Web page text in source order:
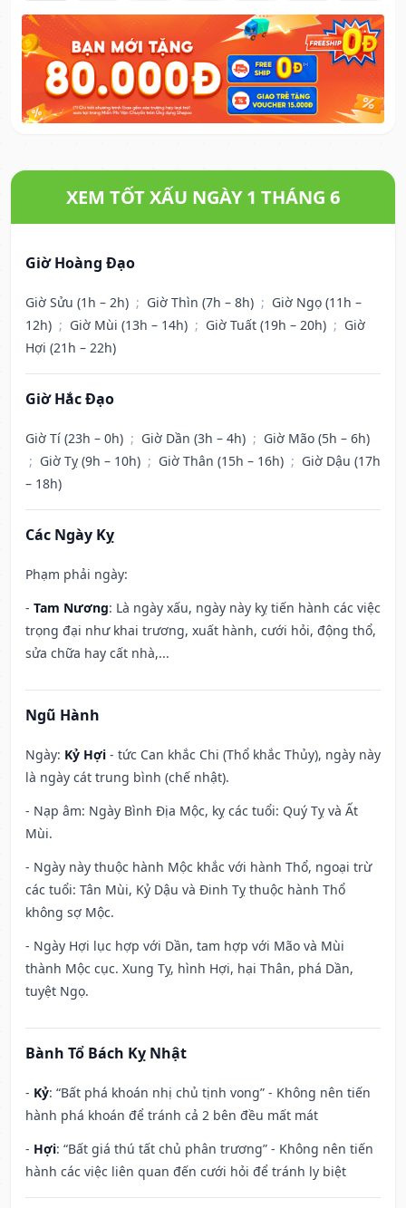
XEM TỐT XẤU NGÀY 1 THÁNG 6
Giờ Hoàng Đạo
Giờ Sửu (1h – 2h) ; Giờ Thìn (7h – 8h) ; Giờ Ngọ (11h –
12h) ; Giờ Mùi (13h – 14h) ; Giờ Tuất (19h – 20h) ; Giờ
Hợi (21h – 22h)
Giờ Hắc Đạo
Giờ Tí (23h – 0h) ; Giờ Dần (3h – 4h) ; Giờ Mão (5h – 6h)
; Giờ Tỵ (9h – 10h) ; Giờ Thân (15h – 16h) ; Giờ Dậu (17h
– 18h)
Các Ngày Kỵ
Phạm phải ngày:
- Tam Nương: Là ngày xấu, ngày này kỵ tiến hành các việc
trọng đại như khai trương, xuất hành, cưới hỏi, động thổ,
sửa chữa hay cất nhà,...
Ngũ Hành
Ngày: Kỷ Hợi - tức Can khắc Chi (Thổ khắc Thủy), ngày này
là ngày cát trung bình (chế nhật).
- Nạp âm: Ngày Bình Địa Mộc, kỵ các tuổi: Quý Tỵ và Ất
Mùi.
- Ngày này thuộc hành Mộc khắc với hành Thổ, ngoại trừ
các tuổi: Tân Mùi, Kỷ Dậu và Đinh Tỵ thuộc hành Thổ
không sợ Mộc.
- Ngày Hợi lục hợp với Dần, tam hợp với Mão và Mùi
thành Mộc cục. Xung Tỵ, hình Hợi, hại Thân, phá Dần,
tuyệt Ngọ.
Bành Tổ Bách Kỵ Nhật
- Kỷ: “Bất phá khoán nhị chủ tịnh vong” - Không nên tiến
hành phá khoán để tránh cả 2 bên đều mất mát
- Hợi: “Bất giá thú tất chủ phân trương” - Không nên tiến
hành các việc liên quan đến cưới hỏi để tránh ly biệt